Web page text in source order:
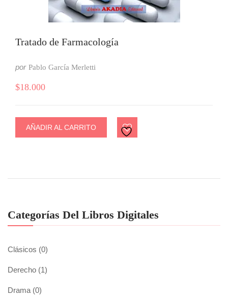
Categorías Del Libros Digitales
Clásicos (0)
Derecho (1)
Drama (0)
Tratado de Farmacología
por Pablo García Merletti
$18.000
AÑADIR AL CARRITO